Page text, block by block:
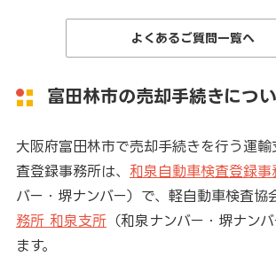
よくあるご質問一覧へ
富田林市の売却手続きにつ
大阪府富田林市で売却手続きを行う運
査登録事務所は、 和泉自動車検査登録事
バー・堺ナンバー）で、軽自動車検査協
務所 和泉支所（和泉ナンバー・堺ナン
ます。